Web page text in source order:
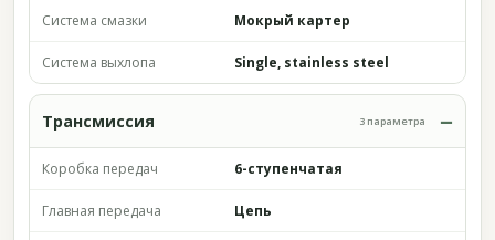
Система смазки Мокрый картер
Система выхлопа Single, stainless steel
Трансмиссия 3 параметра
Коробка передач 6-ступенчатая
Главная передача Цепь